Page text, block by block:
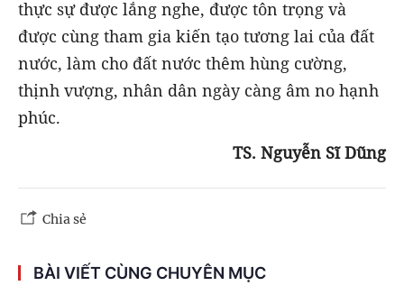
thực sự được lắng nghe, được tôn trọng và
được cùng tham gia kiến tạo tương lai của đất
nước, làm cho đất nước thêm hùng cường,
thịnh vượng, nhân dân ngày càng âm no hạnh
phúc.
TS. Nguyễn Sĩ Dũng
Chia sẻ
BÀI VIẾT CÙNG CHUYÊN MỤC